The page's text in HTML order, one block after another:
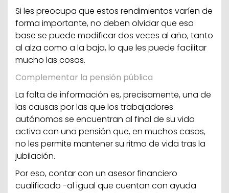
Si les preocupa que estos rendimientos varíen de
forma importante, no deben olvidar que esa
base se puede modificar dos veces al año, tanto
al alza como a la baja, lo que les puede facilitar
mucho las cosas.
Complementar la pensión pública
La falta de información es, precisamente, una de
las causas por las que los trabajadores
autónomos se encuentran al final de su vida
activa con una pensión que, en muchos casos,
no les permite mantener su ritmo de vida tras la
jubilación.
Por eso, contar con un asesor financiero
cualificado -al igual que cuentan con ayuda